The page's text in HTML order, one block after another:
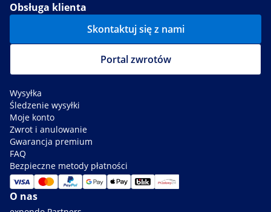
Obsługa klienta
Skontaktuj się z nami
Portal zwrotów
Wysyłka
Śledzenie wysyłki
Moje konto
Zwrot i anulowanie
Gwarancja premium
FAQ
Bezpieczne metody płatności
O nas